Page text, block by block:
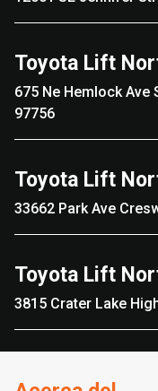
Toyota Lift
675 Ne Hemlock Ave Ste 114-
97756
Toyota Lift
33662
Toyota Lift